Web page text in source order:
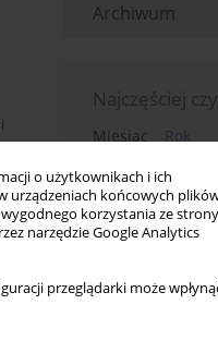
o użytkownikach i ich
urządzeniach końcowych
wygodnego korzystania ze strony
narzędzie Google Analytics
przeglądarki może
Archiwum
Najczęściej
Miesiąc
Rok
Badanie
choroby
przegląd literatury
Choroba
diagnostyka,
leczenia i